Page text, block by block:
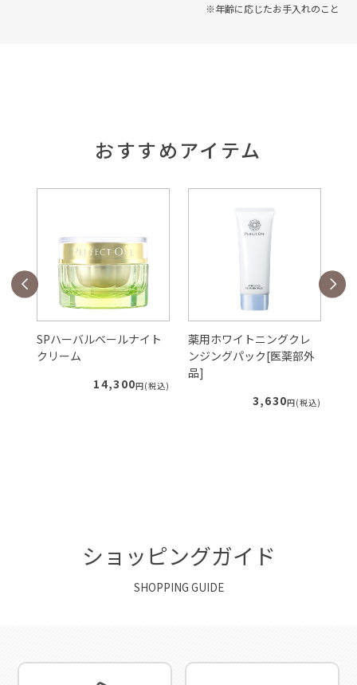
※年齢に応じたお手入れのこと
おすすめアイテム
SPハーバルベールナイト
クリーム
14,300円(税込)
薬用ホワイトニングクレ
ンジングパック[医薬部外
品]
3,630円(税込)
ショッピングガイド
SHOPPING GUIDE